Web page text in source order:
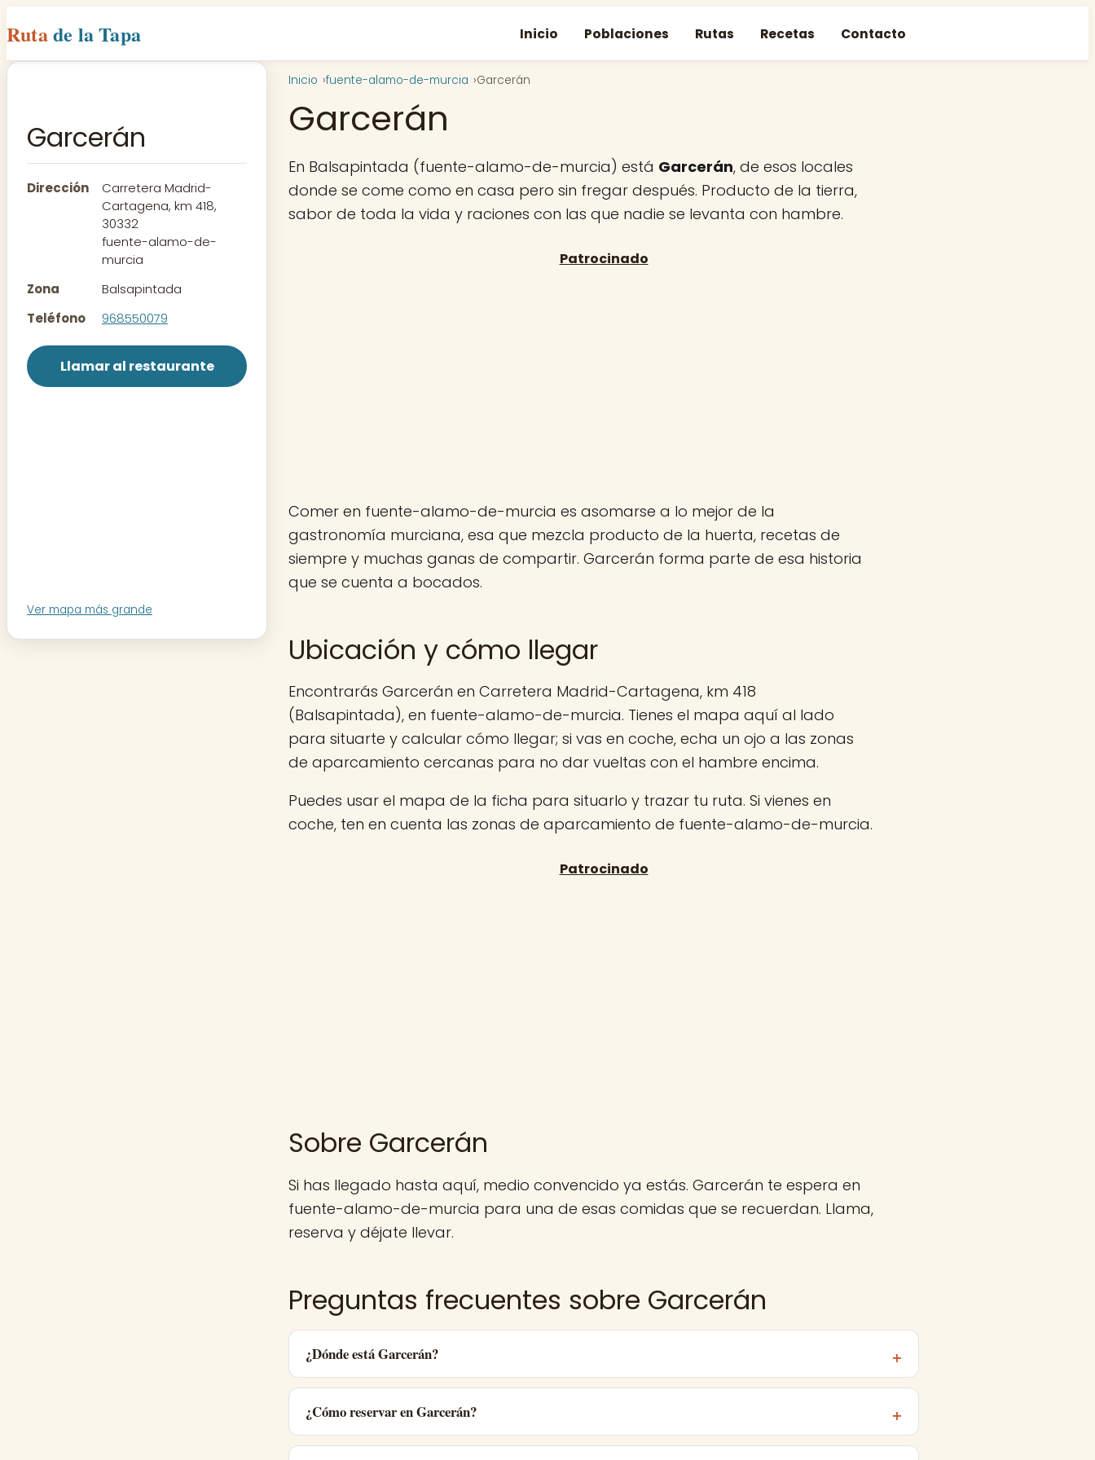
Rutade la Tapa Inicio Poblaciones Rutas Recetas Contacto
Garcerán
Dirección
Carretera Madrid-
Cartagena, km 418,
30332
fuente-alamo-de-
murcia
Zona
Balsapintada
Teléfono
968550079
Llamar al restaurante
Ver mapa más grande
Inicio fuente-alamo-de-murcia Garcerán
Garcerán
En Balsapintada (fuente-alamo-de-murcia) está Garcerán, de esos locales
donde se come como en casa pero sin fregar después. Producto de la tierra,
sabor de toda la vida y raciones con las que nadie se levanta con hambre.
Comer en fuente-alamo-de-murcia es asomarse a lo mejor de la
gastronomía murciana, esa que mezcla producto de la huerta, recetas de
siempre y muchas ganas de compartir. Garcerán forma parte de esa historia
que se cuenta a bocados.
Ubicación y cómo llegar
Encontrarás Garcerán en Carretera Madrid-Cartagena, km 418
(Balsapintada), en fuente-alamo-de-murcia. Tienes el mapa aquí al lado
para situarte y calcular cómo llegar; si vas en coche, echa un ojo a las zonas
de aparcamiento cercanas para no dar vueltas con el hambre encima.
Puedes usar el mapa de la ficha para situarlo y trazar tu ruta. Si vienes en
coche, ten en cuenta las zonas de aparcamiento de fuente-alamo-de-murcia.
Sobre Garcerán
Si has llegado hasta aquí, medio convencido ya estás. Garcerán te espera en
fuente-alamo-de-murcia para una de esas comidas que se recuerdan. Llama,
reserva y déjate llevar.
Preguntas frecuentes sobre Garcerán
¿Dónde está Garcerán?
¿Cómo reservar en Garcerán?